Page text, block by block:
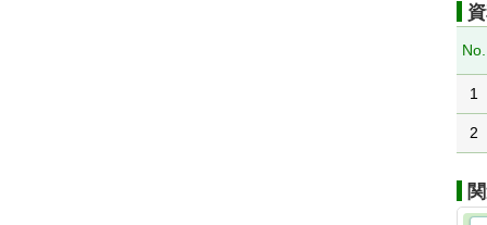
No.
1
2